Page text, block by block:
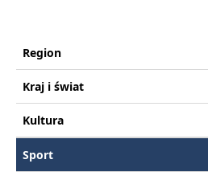
Region
Kraj i świat
Kultura
Sport